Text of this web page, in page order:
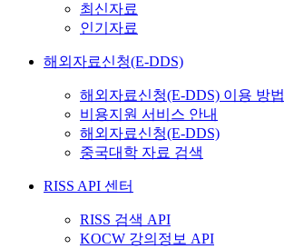
최신자료
인기자료
해외자료신청(E-DDS)
해외자료신청(E-DDS) 이용 방법
비용지원 서비스 안내
해외자료신청(E-DDS)
중국대학 자료 검색
RISS API 센터
RISS 검색 API
KOCW 강의정보 API